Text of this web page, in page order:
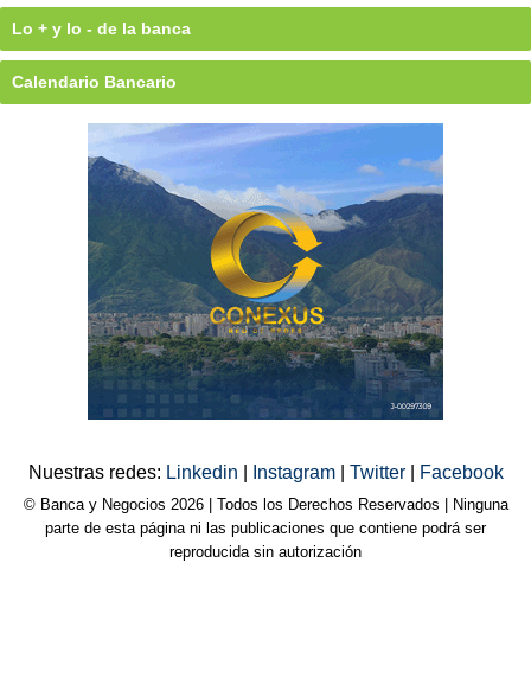
Lo + y lo - de la banca
Calendario Bancario
Nuestras redes: Linkedin Instagram Twitter Facebook
© Banca y Negocios 2026 | Todos los Derechos Reservados | Ninguna
parte de esta página ni las publicaciones que contiene podrá ser
reproducida sin autorización